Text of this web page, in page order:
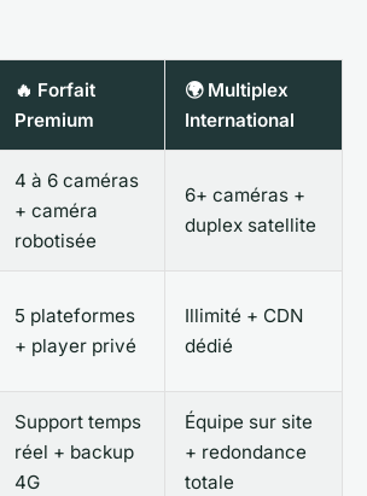
🔥 Forfait
Premium
🌍 Multiplex
International
4 à 6 caméras
+ caméra
robotisée
6+ caméras +
duplex satellite
5 plateformes
+ player privé
Illimité + CDN
dédié
Support temps
réel + backup
4G
Équipe sur site
+ redondance
totale